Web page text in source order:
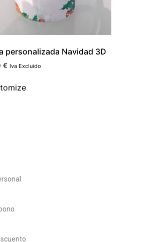
personalizada Navidad 3D
€ Iva Excluido